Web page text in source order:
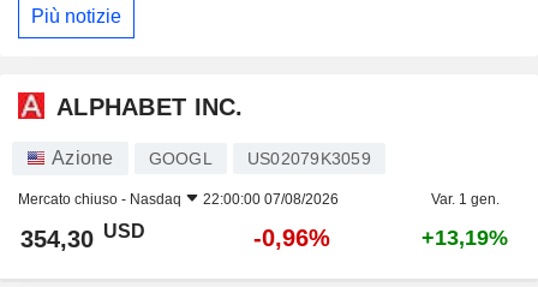
Più notizie
ALPHABET INC.
Azione GOOGL US02079K3059
Mercato chiuso - Nasdaq 22:00:00 07/08/2026 Var. 1 gen.
354,30 USD -0,96% +13,19%